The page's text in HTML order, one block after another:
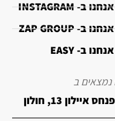
אנחנו ב- INSTAGRAM
אנחנו ב- ZAP GROUP
אנחנו ב- EASY
נמצאים ב
פנחס איילון 13, חולון